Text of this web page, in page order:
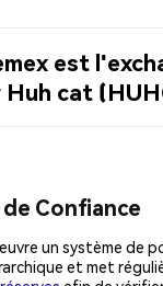
est
cat
Confiance
un système de
et met